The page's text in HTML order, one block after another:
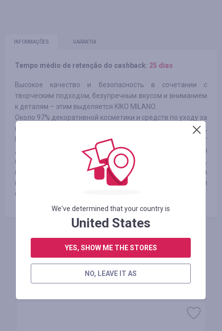
INFORMAÇÕES GARANTIA
Tempo médio de retenção do cashback: 25 dias
Высокое качество и безопасность в сочетании с
творческим подходом, безупречным вкусом и вниманием
к деталям – этим выделяется KIKO MILANO.
Около 97% декоративной косметики и средств по уходу за
кожей лица и тела производится в Европе, а также в США,
Корее и Японии. Каждое средство – результат
длительных исследований и разработок команды
профессионалов. Вся косметика, выпускаемая брендом,
проходит дерматологическое тестирование в
независимых лабораториях для сертификации
безопасности KIKO.
We've determined that your country is
United States
YES, SHOW ME THE STORES
NO, LEAVE IT AS